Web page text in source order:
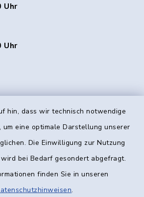
hin, dass wir technisch notwendige
um eine optimale Darstellung unserer
Die Einwilligung zur Nutzung
bei Bedarf gesondert abgefragt.
finden Sie in unseren
.
Uhr
Uhr
Kontakt
Datenschutz